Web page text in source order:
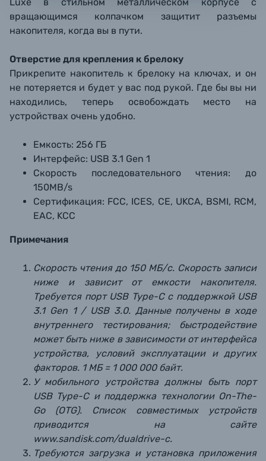
вращающимся колпачком защитит разъемы
накопителя, когда вы в пути.
Отверстие для крепления к брелоку
Прикрепите накопитель к брелоку на ключах, и он
не потеряется и будет у вас под рукой. Где бы вы ни
находились, теперь освобождать место на
устройствах очень удобно.
Емкость: 256 ГБ
Интерфейс: USB 3.1 Gen 1
Скорость последовательного чтения: до
150MB/s
Сертификация: FCC, ICES, CE, UKCA, BSMI, RCM,
EAC, KCC
Примечания
Скорость чтения до 150 МБ/с. Скорость записи
ниже и зависит от емкости накопителя.
Требуется порт USB Type-C с поддержкой USB
3.1 Gen 1 / USB 3.0. Данные получены в ходе
внутреннего тестирования; быстродействие
может быть ниже в зависимости от интерфейса
устройства, условий эксплуатации и других
факторов. 1 МБ = 1 000 000 байт.
У мобильного устройства должны быть порт
USB Type-C и поддержка технологии On-The-
Go (OTG). Список совместимых устройств
приводится на сайте
www.sandisk.com/dualdrive-c.
Требуются загрузка и установка приложения